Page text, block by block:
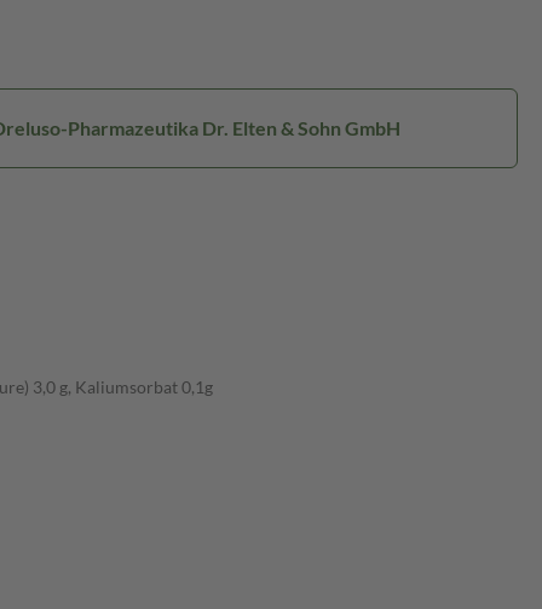
Pharmazeutika Dr. Elten & Sohn GmbH
3,0 g, Kaliumsorbat 0,1g